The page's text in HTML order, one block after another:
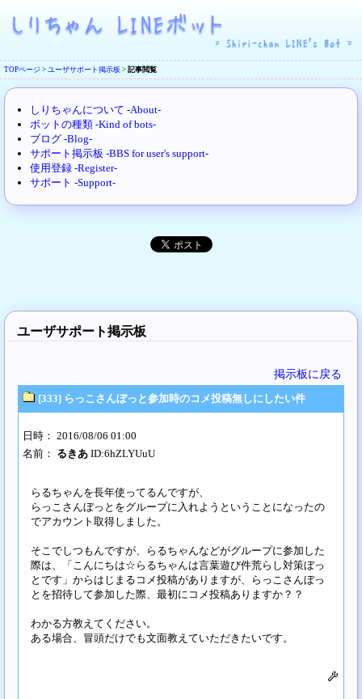
TOPページ > ユーザサポート掲示板 > 記事閲覧
しりちゃんについて -About-
ボットの種類 -Kind of bots-
ブログ -Blog-
サポート掲示板 -BBS for user's support-
使用登録 -Register-
サポート -Support-
ユーザサポート掲示板
掲示板に戻る
[333] らっこさんぼっと参加時のコメ投稿無しにしたい件
日時： 2016/08/06 01:00
名前： るきあ ID:6hZLYUuU
らるちゃんを長年使ってるんですが、
らっこさんぼっとをグループに入れようということになったの
でアカウント取得しました。
そこでしつもんですが、らるちゃんなどがグループに参加した
際は、「こんにちは☆らるちゃんは言葉遊び件荒らし対策ぼっ
とです」からはじまるコメ投稿がありますが、らっこさんぼっ
とを招待して参加した際、最初にコメ投稿ありますか？？
わかる方教えてください。
ある場合、冒頭だけでも文面教えていただきたいです。